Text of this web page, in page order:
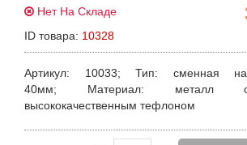
Нет На Складе
ID товара: 10328
Артикул: 10033;Тип: сменная
40мм; Материал: металл с
высококачественным тефлоном